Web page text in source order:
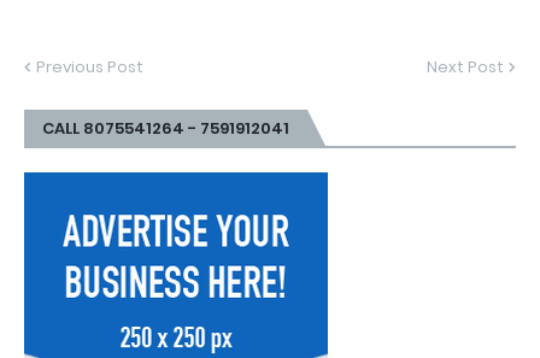
Previous Post Next Post
CALL 8075541264 - 7591912041